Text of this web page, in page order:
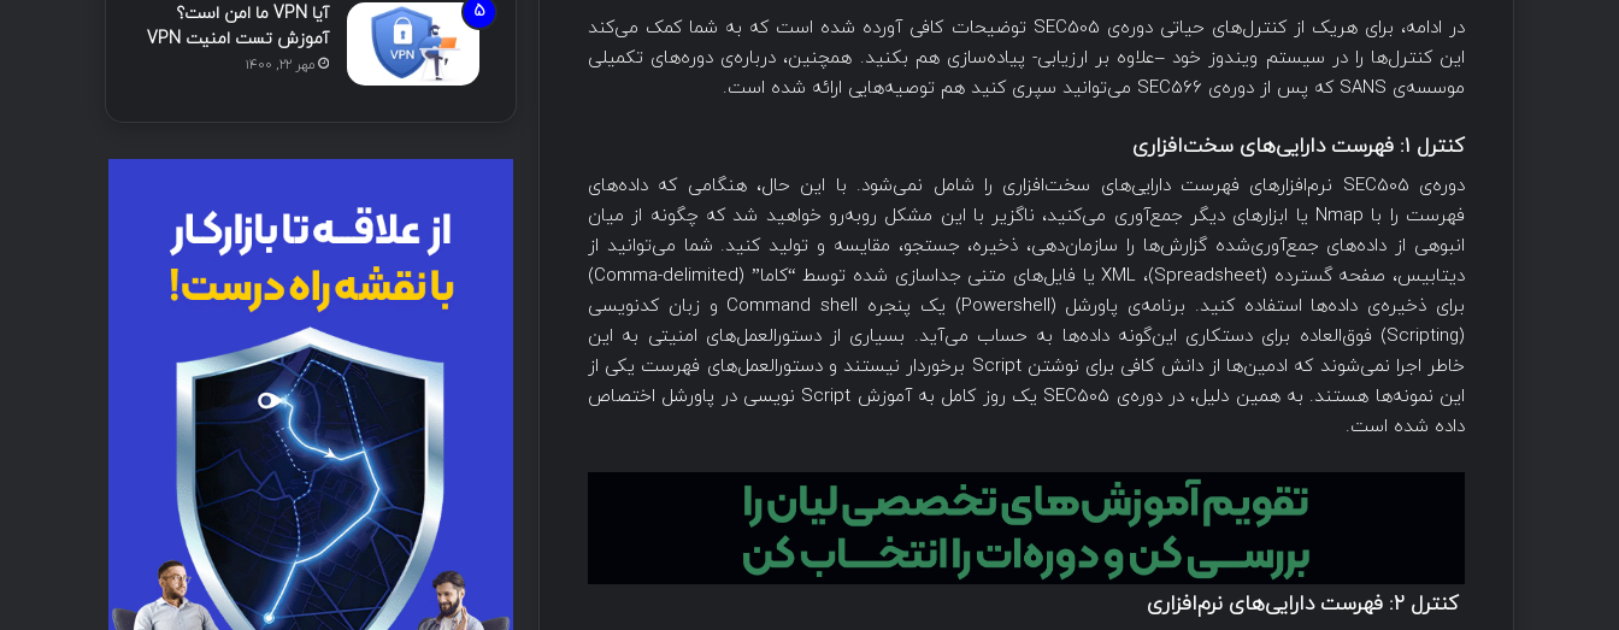
در ادامه، برای هریک از کنترل‌های حیاتی دوره‌ی SEC505 توضیحات کافی آورده شده است که به شما کمک می‌کند
این کنترل‌ها را در سیستم ویندوز خود –علاوه بر ارزیابی- پیاده‌سازی هم بکنید. همچنین، درباره‌ی دوره‌های تکمیلی
موسسه‌ی SANS که پس از دوره‌ی SEC566 می‌توانید سپری کنید هم توصیه‌هایی ارائه شده است.
کنترل ۱: فهرست دارایی‌های سخت‌افزاری
دوره‌ی SEC505 نرم‌افزارهای فهرست دارایی‌های سخت‌افزاری را شامل نمی‌شود. با این حال، هنگامی که داده‌های
فهرست را با Nmap یا ابزارهای دیگر جمع‌آوری می‌کنید، ناگزیر با این مشکل روبه‌رو خواهید شد که چگونه از میان
انبوهی از داده‌های جمع‌آوری‌شده گزارش‌ها را سازمان‌دهی، ذخیره، جستجو، مقایسه و تولید کنید. شما می‌توانید از
دیتابیس، صفحه گسترده (Spreadsheet)، XML یا فایل‌های متنی جداسازی شده توسط “کاما” (Comma-delimited)
برای ذخیره‌ی داده‌ها استفاده کنید. برنامه‌ی پاورشل (Powershell) یک پنجره Command shell و زبان کدنویسی
(Scripting) فوق‌العاده برای دستکاری این‌گونه داده‌ها به حساب می‌آید. بسیاری از دستورالعمل‌های امنیتی به این
خاطر اجرا نمی‌شوند که ادمین‌ها از دانش کافی برای نوشتن Script برخوردار نیستند و دستورالعمل‌های فهرست یکی از
این نمونه‌ها هستند. به همین دلیل، در دوره‌ی SEC505 یک روز کامل به آموزش Script نویسی در پاورشل اختصاص
داده شده است.
کنترل ۲: فهرست دارایی‌های نرم‌افزاری
آیا VPN ما امن است؟
آموزش تست امنیت VPN
مهر ۲۲, ۱۴۰۰